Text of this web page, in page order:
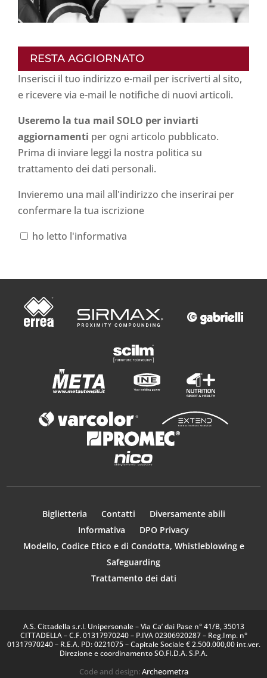
RESTA AGGIORNATO
Inserisci il tuo indirizzo e-mail per iscriverti al sito,
e ricevere via e-mail le notifiche di nuovi articoli.
Useremo la tua mail SOLO per inviarti
aggiornamenti per ogni articolo pubblicato.
Prima di inviare leggi la nostra politica su
trattamento dei dati personali.
Invieremo una mail all'indirizzo che inserirai per
confermare la tua iscrizione
ho letto l'informativa
Biglietteria Contatti
Diversamente abili
Informativa
DPO Privacy
Modello, Codice Etico e di Condotta, Whistleblowing e
Safeguarding
Trattamento dei dati
A.S. Cittadella s.r.l. Unipersonale – Via Ca’ dai Pase n° 41/B, 35013
CITTADELLA – C.F. 01317970240 – P.IVA 02306920287 – Reg.Imp. n°
01317970240 – R.E.A. PD: 0221075 – Capitale Sociale € 2.500.000,00 int.ver.
Direzione e coordinamento SO.FI.D.A. S.P.A.
Code and design:Archeometra